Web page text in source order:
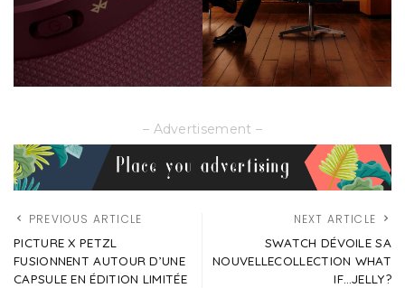
– Advertisement –
PREVIOUS ARTICLE
PICTURE X PETZL
FUSIONNENT AUTOUR D’UNE
CAPSULE EN ÉDITION LIMITÉE
NEXT ARTICLE
SWATCH DÉVOILE SA
NOUVELLECOLLECTION WHAT
IF…JELLY?